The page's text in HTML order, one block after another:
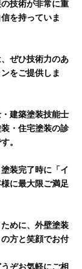
技術が非常に重
を持っていま
ぜひ技術力のあ
をご提供しま
建築塗装技能士
・住宅塗装の診
。
装完了時に「イ
に最大限ご満足
めに、外壁塗装
方と笑顔でお付
ぞお気軽にご相